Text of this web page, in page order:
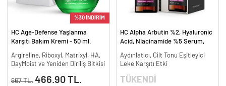
%30 İNDİRİM
HC Age-Defense Yaşlanma
Karşıtı Bakım Kremi - 50 ml.
Argireline, Riboxyl, Matrixyl, HA,
DayMoist ve Yeniden Diriliş Bitkisi
667 TL. 466.90 TL.
HC Alpha Arbutin %2, Hyaluronic
Acid, Niacinamide %5 Serum,
ml.
Aydınlatıcı, Cilt Tonu Eşitleyici
Leke Karşıtı Etki
TÜKENDİ